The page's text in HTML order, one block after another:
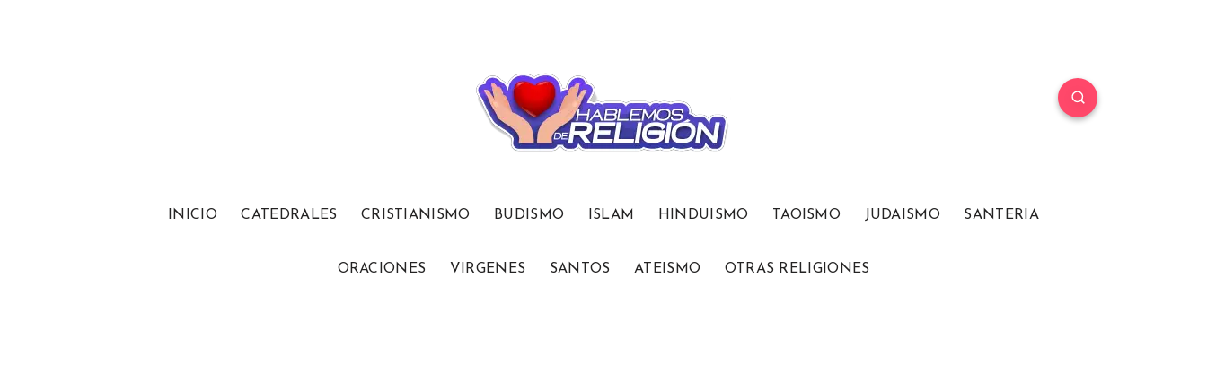
INICIO CATEDRALES CRISTIANISMO BUDISMO ISLAM HINDUISMO TAOISMO JUDAISMO SANTERIA
ORACIONES VIRGENES SANTOS ATEISMO OTRAS RELIGIONES